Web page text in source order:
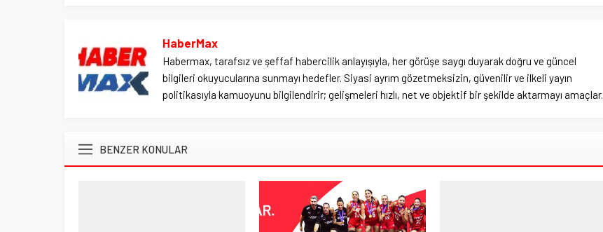
HaberMax
Habermax, tarafsız ve şeffaf habercilik anlayışıyla, her görüşe saygı duyarak doğru ve güncel
bilgileri okuyucularına sunmayı hedefler. Siyasi ayrım gözetmeksizin, güvenilir ve ilkeli yayın
politikasıyla kamuoyunu bilgilendirir; gelişmeleri hızlı, net ve objektif bir şekilde aktarmayı amaçlar.
BENZER KONULAR